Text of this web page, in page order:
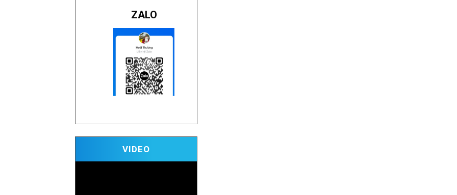
ZALO
VIDEO